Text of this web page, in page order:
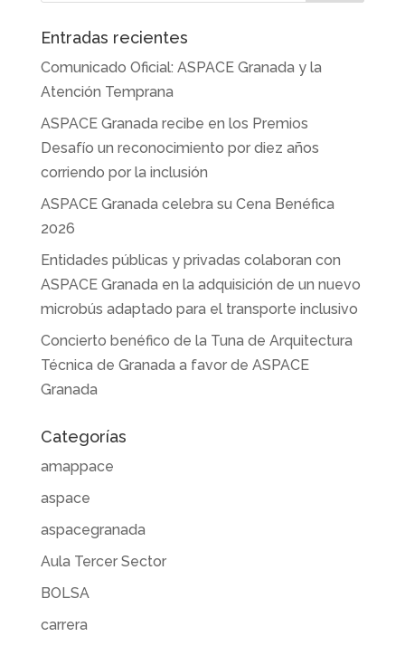
Entradas recientes
Comunicado Oficial: ASPACE Granada y la
Atención Temprana
ASPACE Granada recibe en los Premios
Desafío un reconocimiento por diez años
corriendo por la inclusión
ASPACE Granada celebra su Cena Benéfica
2026
Entidades públicas y privadas colaboran con
ASPACE Granada en la adquisición de un nuevo
microbús adaptado para el transporte inclusivo
Concierto benéfico de la Tuna de Arquitectura
Técnica de Granada a favor de ASPACE
Granada
Categorías
amappace
aspace
aspacegranada
Aula Tercer Sector
BOLSA
carrera